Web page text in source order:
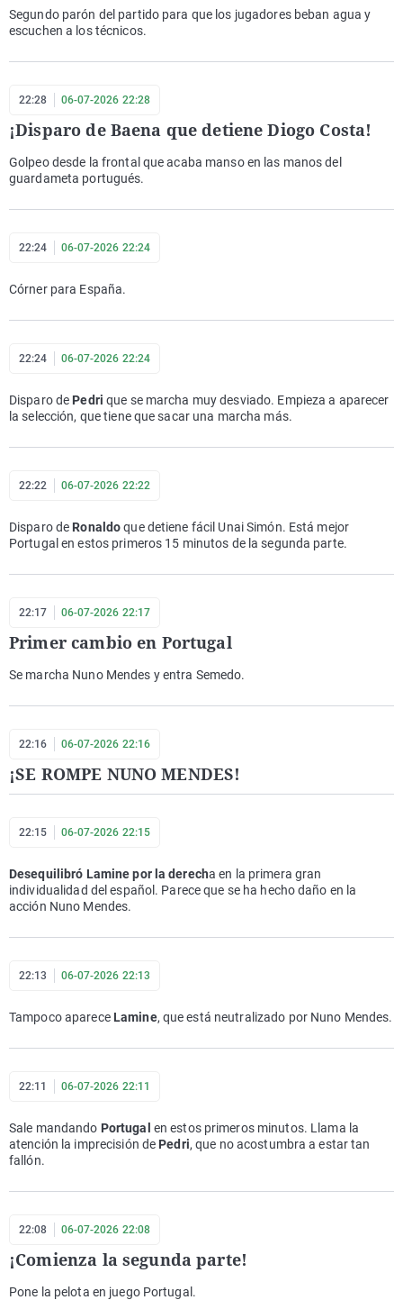
Segundo parón del partido para que los jugadores beban agua y
escuchen a los técnicos.
22:28 06-07-2026 22:28
¡Disparo de Baena que detiene Diogo Costa!
Golpeo desde la frontal que acaba manso en las manos del
guardameta portugués.
22:24 06-07-2026 22:24
Córner para España.
22:24 06-07-2026 22:24
Disparo de Pedri que se marcha muy desviado. Empieza a aparecer
la selección, que tiene que sacar una marcha más.
22:22 06-07-2026 22:22
Disparo de Ronaldoque detiene fácil Unai Simón. Está mejor
Portugal en estos primeros 15 minutos de la segunda parte.
22:17 06-07-2026 22:17
Primer cambio en Portugal
Se marcha Nuno Mendes y entra Semedo.
22:16 06-07-2026 22:16
¡SE ROMPE NUNO MENDES!
22:15 06-07-2026 22:15
Desequilibró Lamine por la derecha en la primera gran
individualidad del español. Parece que se ha hecho daño en la
acción Nuno Mendes.
22:13 06-07-2026 22:13
Tampoco aparece Lamine, que está neutralizado por Nuno Mendes.
22:11 06-07-2026 22:11
Sale mandando Portugal en estos primeros minutos. Llama la
atención la imprecisión de Pedri, que no acostumbra a estar tan
fallón.
22:08 06-07-2026 22:08
¡Comienza la segunda parte!
Pone la pelota en juego Portugal.